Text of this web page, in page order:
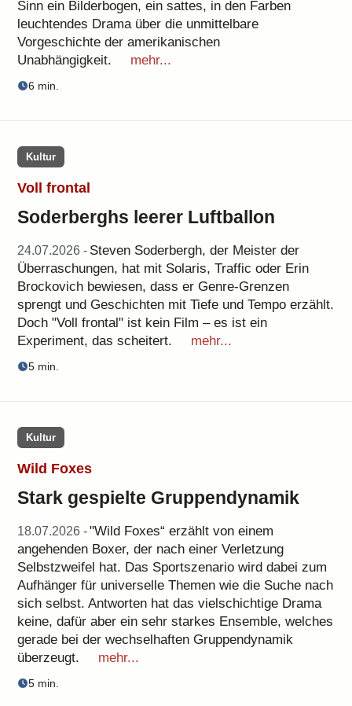
Sinn ein Bilderbogen, ein sattes, in den Farben
leuchtendes Drama über die unmittelbare
Vorgeschichte der amerikanischen
Unabhängigkeit.
mehr...
6 min.
Kultur
Voll frontal
Soderberghs leerer Luftballon
24.07.2026 - Steven Soderbergh, der Meister der
Überraschungen, hat mit Solaris, Traffic oder Erin
Brockovich bewiesen, dass er Genre-Grenzen
sprengt und Geschichten mit Tiefe und Tempo erzählt.
Doch "Voll frontal" ist kein Film – es ist ein
Experiment, das scheitert.
mehr...
5 min.
Kultur
Wild Foxes
Stark gespielte Gruppendynamik
18.07.2026 -"Wild Foxes“ erzählt von einem
angehenden Boxer, der nach einer Verletzung
Selbstzweifel hat. Das Sportszenario wird dabei zum
Aufhänger für universelle Themen wie die Suche nach
sich selbst. Antworten hat das vielschichtige Drama
keine, dafür aber ein sehr starkes Ensemble, welches
gerade bei der wechselhaften Gruppendynamik
überzeugt.
mehr...
5 min.